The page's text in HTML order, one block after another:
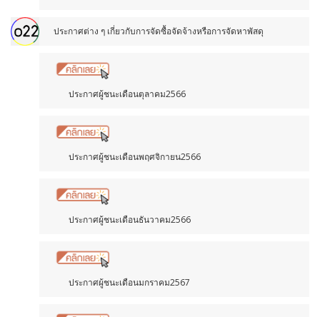
ประกาศต่าง ๆ เกี่ยวกับการจัดซื้อจัดจ้างหรือการจัดหาพัสดุ
ประกาศผู้ชนะเดือนตุลาคม2566
ประกาศผู้ชนะเดือนพฤศจิกายน2566
ประกาศผู้ชนะเดือนธันวาคม2566
ประกาศผู้ชนะเดือนมกราคม2567